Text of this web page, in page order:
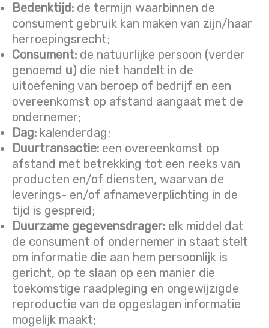
Bedenktijd: de termijn waarbinnen de
consument gebruik kan maken van zijn/haar
herroepingsrecht;
Consument: de natuurlijke persoon (verder
genoemd u) die niet handelt in de
uitoefening van beroep of bedrijf en een
overeenkomst op afstand aangaat met de
ondernemer;
Dag: kalenderdag;
Duurtransactie: een overeenkomst op
afstand met betrekking tot een reeks van
producten en/of diensten, waarvan de
leverings- en/of afnameverplichting in de
tijd is gespreid;
Duurzame gegevensdrager: elk middel dat
de consument of ondernemer in staat stelt
om informatie die aan hem persoonlijk is
gericht, op te slaan op een manier die
toekomstige raadpleging en ongewijzigde
reproductie van de opgeslagen informatie
mogelijk maakt;